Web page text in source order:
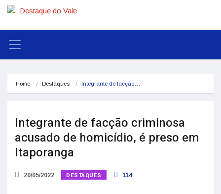
Home Destaques Integrante de facção…
Integrante de facção criminosa
acusado de homicídio, é preso em
Itaporanga
20/05/2022 DESTAQUES 114